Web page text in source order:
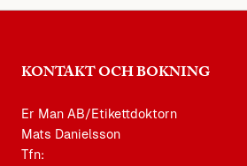
KONTAKT OCH BOKNING
Er Man AB/Etikettdoktorn
Mats Danielsson
Tfn: